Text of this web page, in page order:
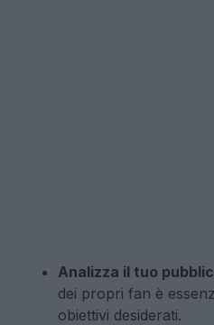
Analizza il tuo
dei propri fan è
obiettivi desiderati.